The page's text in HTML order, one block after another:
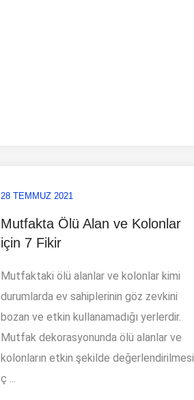
28 TEMMUZ 2021
Mutfakta Ölü Alan ve Kolonlar
için 7 Fikir
Mutfaktaki ölü alanlar ve kolonlar kimi
durumlarda ev sahiplerinin göz zevkini
bozan ve etkin kullanamadığı yerlerdir.
Mutfak dekorasyonunda ölü alanlar ve
kolonların etkin şekilde değerlendirilmesi
ç ...